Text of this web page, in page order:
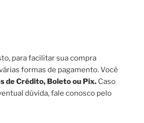
para facilitar sua compra
formas de pagamento. Você
de Crédito, Boleto ou Pix. Caso
dúvida, fale conosco pelo